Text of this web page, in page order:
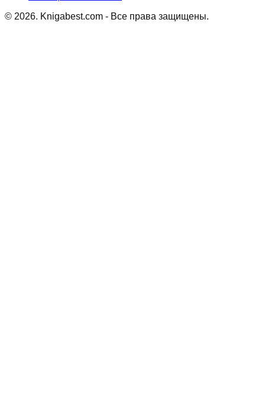
© 2026. Knigabest.com - Все права защищены.